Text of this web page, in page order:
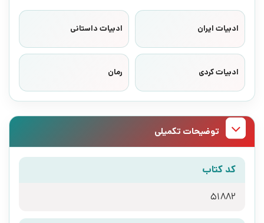
ادبیات ایران ادبیات داستانی
ادبیات کردی رمان
توضیحات تکمیلی
کد کتاب
51882